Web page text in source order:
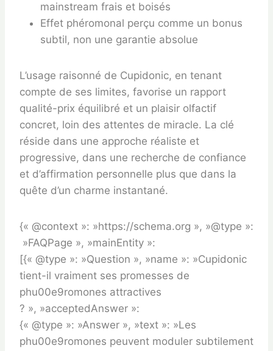
mainstream frais et boisés
Effet phéromonal perçu comme un bonus
subtil, non une garantie absolue
L’usage raisonné de Cupidonic, en tenant
compte de ses limites, favorise un rapport
qualité-prix équilibré et un plaisir olfactif
concret, loin des attentes de miracle. La clé
réside dans une approche réaliste et
progressive, dans une recherche de confiance
et d’affirmation personnelle plus que dans la
quête d’un charme instantané.
{« @context »: »https://schema.org », »@type »:
»FAQPage », »mainEntity »:
[{« @type »: »Question », »name »: »Cupidonic
tient-il vraiment ses promesses de
phu00e9romones attractives
? », »acceptedAnswer »:
{« @type »: »Answer », »text »: »Les
phu00e9romones peuvent moduler subtilement